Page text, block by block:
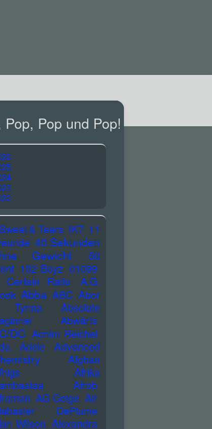
Pop, Pop und Pop!
Sweat & Tears !K7 11
40 Sekunden
Gewicht
50
102 Boyz 01099
Certain Ratio
A.G.
Abba ABC Abor
Tynna
Absolute
Abwärts
DC Achim Reichel
Adele
Advanced
Afghan
Afrika
Afrob
AG Geige Air
DePlume
Wilson Alexandra